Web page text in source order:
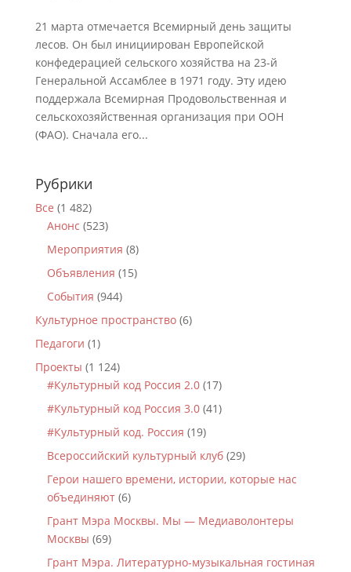
21 марта отмечается Всемирный день защиты
лесов. Он был инициирован Европейской
конфедерацией сельского хозяйства на 23-й
Генеральной Ассамблее в 1971 году. Эту идею
поддержала Всемирная Продовольственная и
сельскохозяйственная организация при ООН
(ФАО). Сначала его...
Рубрики
Все (1 482)
Анонс (523)
Мероприятия (8)
Объявления (15)
События (944)
Культурное пространство(6)
Педагоги (1)
Проекты (1 124)
#Культурный код Россия 2.0(17)
#Культурный код Россия 3.0(41)
#Культурный код. Россия (19)
Всероссийский культурный клуб(29)
Герои нашего времени, истории, которые нас
объединяют(6)
Грант Мэра Москвы. Мы — Медиаволонтеры
Москвы (69)
Грант Мэра. Литературно-музыкальная гостиная